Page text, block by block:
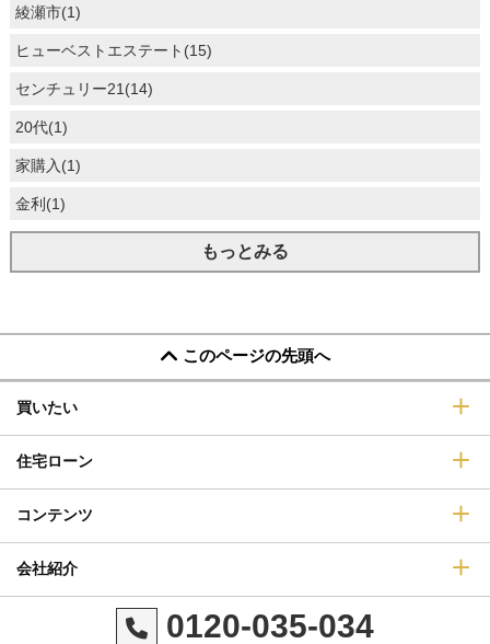
綾瀬市(1)
ヒューベストエステート(15)
センチュリー21(14)
20代(1)
家購入(1)
金利(1)
もっとみる
このページの先頭へ
買いたい
住宅ローン
コンテンツ
会社紹介
0120-035-034